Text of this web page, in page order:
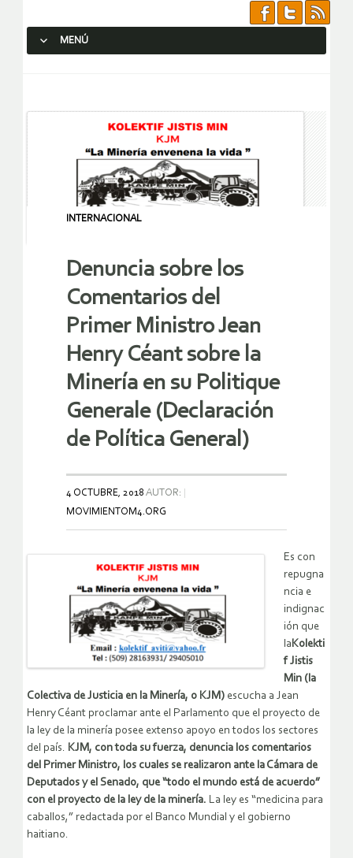
MENÚ
INTERNACIONAL
Denuncia sobre los
Comentarios del
Primer Ministro Jean
Henry Céant sobre la
Minería en su Politique
Generale (Declaración
de Política General)
4 OCTUBRE, 2018 AUTOR:
MOVIMIENTOM4.ORG
Es con
repugna
ncia e
indignac
ión que
laKolekti
f Jistis
Min (la
Colectiva de Justicia en la Minería, o KJM) escucha a Jean
Henry Céant proclamar ante el Parlamento que el proyecto de
la ley de la minería posee extenso apoyo en todos los sectores
del país. KJM, con toda su fuerza, denuncia los comentarios
del Primer Ministro, los cuales se realizaron ante la Cámara de
Deputados y el Senado, que “todo el mundo está de acuerdo”
con el proyecto de la ley de la minería. La ley es “medicina para
caballos,” redactada por el Banco Mundial y el gobierno
haitiano.